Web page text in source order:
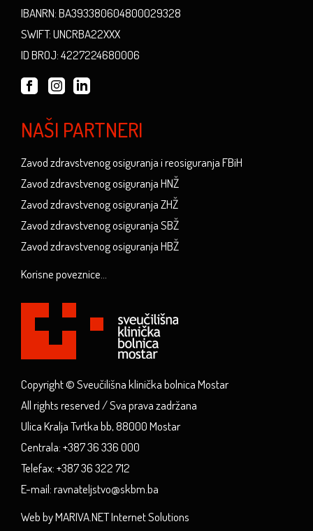
IBANRN: BA393380604800029328
SWIFT: UNCRBA22XXX
ID BROJ: 4227224680006
NAŠI PARTNERI
Zavod zdravstvenog osiguranja i reosiguranja FBiH
Zavod zdravstvenog osiguranja HNŽ
Zavod zdravstvenog osiguranja ZHŽ
Zavod zdravstvenog osiguranja SBŽ
Zavod zdravstvenog osiguranja HBŽ
Korisne poveznice...
Copyright © Sveučilišna klinička bolnica Mostar
All rights reserved / Sva prava zadržana
Ulica Kralja Tvrtka bb, 88000 Mostar
Centrala: +387 36 336 000
Telefax: +387 36 322 712
E-mail: ravnateljstvo@skbm.ba
Web by MARIVA.NET Internet Solutions